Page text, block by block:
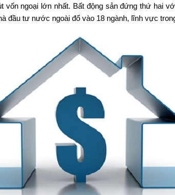
vốn ngoại lớn nhất. Bất động sản đứng thứ hai
đầu tư nước ngoài đổ vào 18 ngành, lĩnh vực